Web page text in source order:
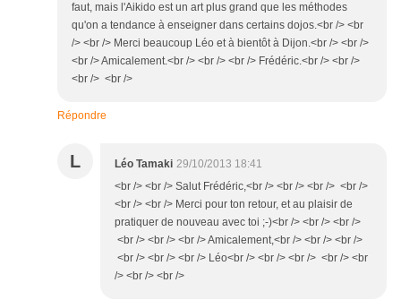
faut, mais l'Aikido est un art plus grand que les méthodes
qu'on a tendance à enseigner dans certains dojos.<br /> <br
/> <br /> Merci beaucoup Léo et à bientôt à Dijon.<br /> <br />
<br /> Amicalement.<br /> <br /> <br /> Frédéric.<br /> <br />
<br /> <br />
Répondre
L Léo Tamaki 29/10/2013 18:41
<br /> <br /> Salut Frédéric,<br /> <br /> <br /> <br />
<br /> <br /> Merci pour ton retour, et au plaisir de
pratiquer de nouveau avec toi ;-)<br /> <br /> <br />
<br /> <br /> <br /> Amicalement,<br /> <br /> <br />
<br /> <br /> <br /> Léo<br /> <br /> <br /> <br /> <br
/> <br /> <br />